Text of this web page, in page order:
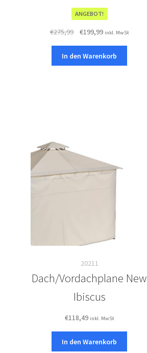
ANGEBOT!
€275,99
Ursprünglicher
war:
€275,99
€199,99Aktueller
ist:
€199,99.
inkl. MwSt
In den Warenkorb
20211
Dach/Vordachplane New
Ibiscus
€118,49 inkl. MwSt
In den Warenkorb